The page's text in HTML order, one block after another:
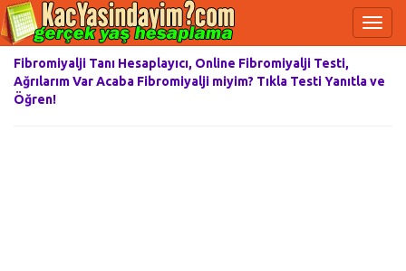
Fibromiyalji Tanı Hesaplayıcı, Online Fibromiyalji Testi,
Ağrılarım Var Acaba Fibromiyalji miyim? Tıkla Testi Yanıtla ve
Öğren!